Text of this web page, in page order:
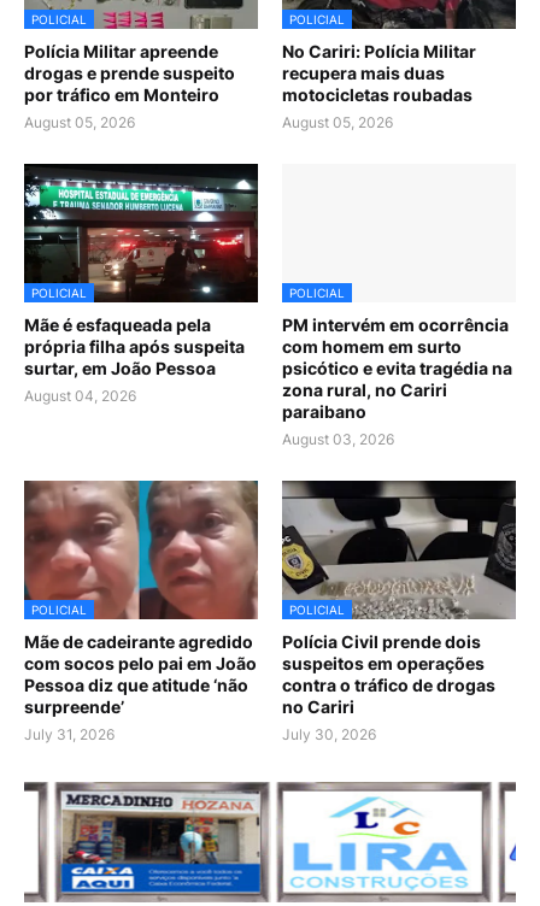
POLICIAL
Polícia Militar apreende
drogas e prende suspeito
por tráfico em Monteiro
August 05, 2026
POLICIAL
No Cariri: Polícia Militar
recupera mais duas
motocicletas roubadas
August 05, 2026
POLICIAL
Mãe é esfaqueada pela
própria filha após suspeita
surtar, em João Pessoa
August 04, 2026
POLICIAL
PM intervém em ocorrência
com homem em surto
psicótico e evita tragédia na
zona rural, no Cariri
paraibano
August 03, 2026
POLICIAL
Mãe de cadeirante agredido
com socos pelo pai em João
Pessoa diz que atitude ‘não
surpreende’
July 31, 2026
POLICIAL
Polícia Civil prende dois
suspeitos em operações
contra o tráfico de drogas
no Cariri
July 30, 2026